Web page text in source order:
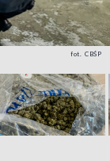
fot. CBŚP